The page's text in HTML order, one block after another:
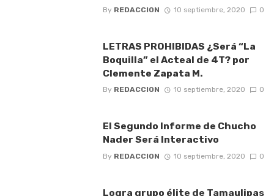
By REDACCION 10 septiembre, 2020 0
LETRAS PROHIBIDAS ¿Será “La
Boquilla” el Acteal de 4T? por
Clemente Zapata M.
By REDACCION 10 septiembre, 2020 0
El Segundo Informe de Chucho
Nader Será Interactivo
By REDACCION 10 septiembre, 2020 0
Logra grupo élite de Tamaulipas